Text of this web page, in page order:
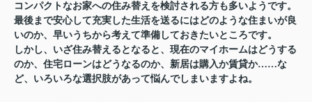
コンパクトなお家への住み替えを検討される方も多いようです。
最後まで安心して充実した生活を送るにはどのような住まいが良
いのか、早いうちから考えて準備しておきたいところです。
しかし、いざ住み替えるとなると、現在のマイホームはどうする
のか、住宅ローンはどうなるのか、新居は購入か賃貸か……な
ど、いろいろな選択肢があって悩んでしまいますよね。